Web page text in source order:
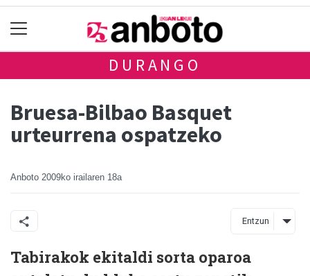
DURANGO
Bruesa-Bilbao Basquet
urteurrena ospatzeko
Anboto 2009ko irailaren 18a
Entzun
Tabirakok ekitaldi sorta oparoa